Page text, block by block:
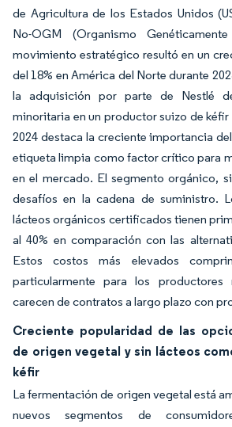
de Agricultura de los Estados Unidos
No-OGM (Organismo
movimiento estratégico resultó en un
del 18% en América del Norte durante
la adquisición por parte de Nestlé
minoritaria en un productor suizo de
2024 destaca la creciente importancia
etiqueta limpia como factor crítico para
en el mercado. El segmento orgánico,
desafíos en la cadena de suministro.
lácteos orgánicos certificados tienen
al 40% en comparación con las
Estos costos más elevados
particularmente para los productores
carecen de contratos a largo plazo con
Creciente popularidad de las
de origen vegetal y sin lácteos
kéfir
La fermentación de origen vegetal está
nuevos segmentos de